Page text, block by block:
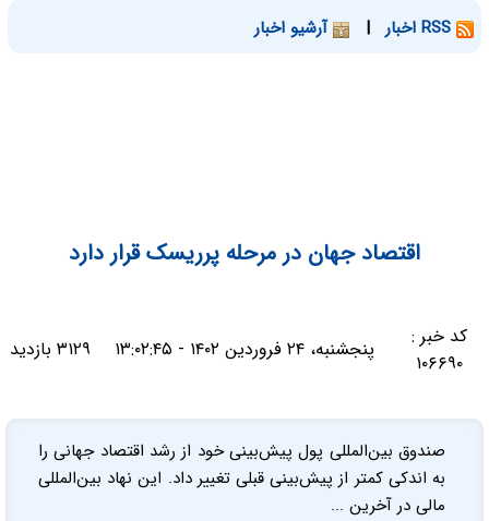
| آرشیو اخبار
اقتصاد جهان در مرحله پرریسک قرار دارد
کد خبر :
۱۰۶۶۹۰
پنجشنبه، ۲۴ فروردین ۱۴۰۲ - ۱۳:۰۲:۴۵ ۳۱۲۹ بازدید
صندوق بین‌المللی پول پیش‌بینی خود از رشد اقتصاد جهانی را
به اندکی کمتر از پیش‌بینی قبلی تغییر داد. این نهاد بین‌المللی
مالی در آخرین ...